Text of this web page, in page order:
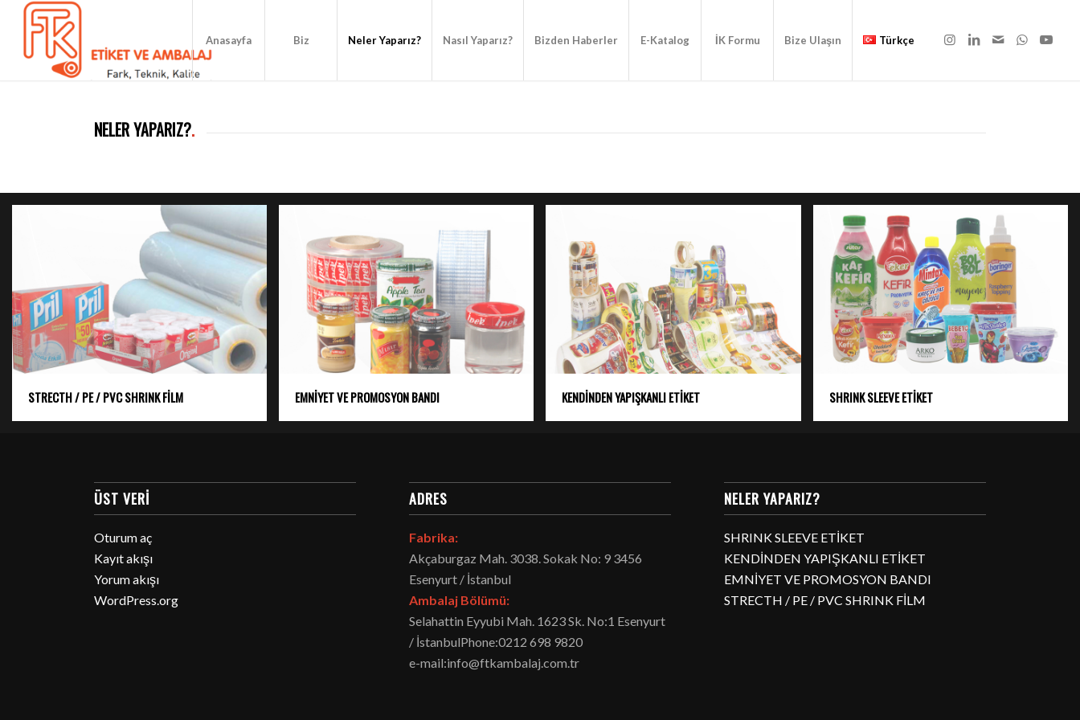
Anasayfa Biz Neler Yaparız? Nasıl Yaparız? Bizden Haberler E-Katalog İK Formu Bize Ulaşın Türkçe
NELER YAPARIZ?.
STRECTH / PE / PVC SHRINK FİLM EMNİYET VE PROMOSYON BANDI KENDİNDEN YAPIŞKANLI ETİKET SHRINK SLEEVE ETİKET
ÜST VERI
Oturum aç
Kayıt akışı
Yorum akışı
WordPress.org
ADRES
Fabrika:
Akçaburgaz Mah. 3038. Sokak No: 9 3456
Esenyurt / İstanbul
Ambalaj Bölümü:
Selahattin Eyyubi Mah. 1623 Sk. No:1 Esenyurt
/ İstanbulPhone:0212 698 9820
e-mail:info@ftkambalaj.com.tr
NELER YAPARIZ?
SHRINK SLEEVE ETİKET
KENDİNDEN YAPIŞKANLI ETİKET
EMNİYET VE PROMOSYON BANDI
STRECTH / PE / PVC SHRINK FİLM